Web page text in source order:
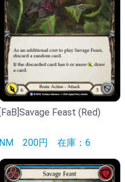
[FaB]Savage Feast (Red)
NM 200円 在庫：6